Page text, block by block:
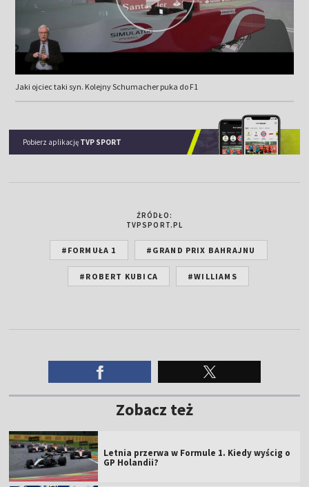
Jaki ojciec taki syn. Kolejny Schumacher puka do F1
Pobierz aplikację TVP SPORT
ŹRÓDŁO:
TVPSPORT.PL
#FORMUŁA 1 #GRAND PRIX BAHRAJNU
#ROBERT KUBICA #WILLIAMS
Zobacz też
Letnia przerwa w Formule 1. Kiedy wyścig o
GP Holandii?